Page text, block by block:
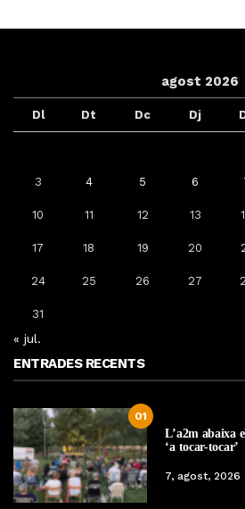
agost 2026
Dl Dt Dc Dj
3 4 5 6
10 11 12 13
17 18 19 20
24 25 26 27
31
« jul.
ENTRADES RECENTS
01
L’a2m abaixa
‘a tocar-tocar’
7, agost, 2026